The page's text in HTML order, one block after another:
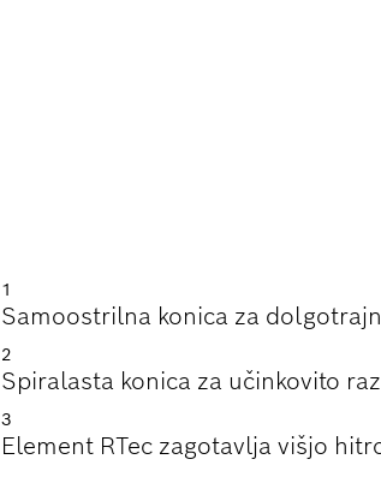
1
Samoostrilna konica za
2
Spiralasta konica za učinkovito
3
Element RTec zagotavlja višjo